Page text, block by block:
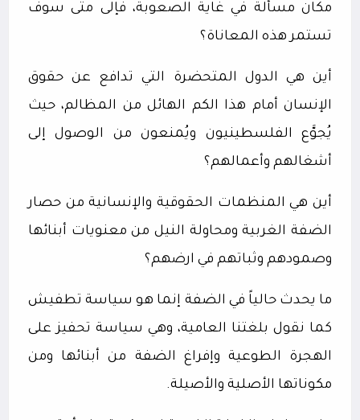
مكان مسألة في غاية الصعوبة، فإلى متى سوف
تستمر هذه المعاناة؟
أين هي الدول المتحضرة التي تدافع عن حقوق
الإنسان أمام هذا الكم الهائل من المظالم، حيث
يُجوَّع الفلسطينيون ويُمنعون من الوصول إلى
أشغالهم وأعمالهم؟
أين هي المنظمات الحقوقية والإنسانية من حصار
الضفة الغربية ومحاولة النيل من معنويات أبنائها
وصمودهم وثباتهم في ارضهم؟
ما يحدث حالياً في الضفة إنما هو سياسة تطفيش
كما نقول بلغتنا العامية، وهي سياسة تحفيز على
الهجرة الطوعية وإفراغ الضفة من أبنائها ومن
مكوناتها الأصلية والأصيلة.